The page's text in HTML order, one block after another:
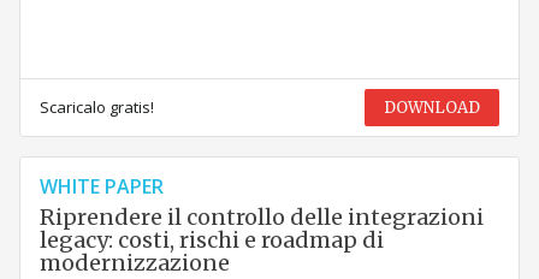
Scaricalo gratis! DOWNLOAD
WHITE PAPER
Riprendere il controllo delle integrazioni
legacy: costi, rischi e roadmap di
modernizzazione